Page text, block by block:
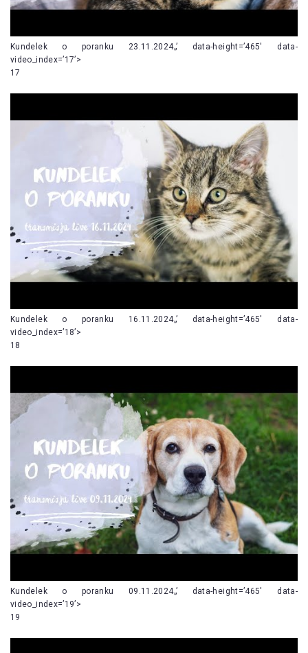
Kundelek o poranku 23.11.2024„’ data-height=’465′ data-
video_index=’17’>
17
Kundelek o poranku 16.11.2024„’ data-height=’465′ data-
video_index=’18’>
18
Kundelek o poranku 09.11.2024„’ data-height=’465′ data-
video_index=’19’>
19